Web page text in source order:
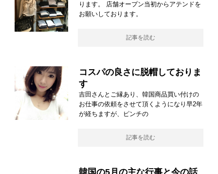
ります。 店舗オープン当初からアテンドを
お願いしております。
記事を読む
コスパの良さに脱帽しておりま
す
吉田さんとご縁あり、韓国商品買い付けの
お仕事の依頼をさせて頂くようになり早2年
が経ちますが、ピンチの
記事を読む
韓国の5月の主な行事と今の話